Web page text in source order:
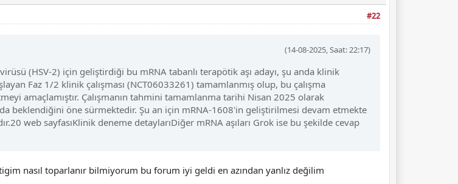
#22
(14-08-2025, Saat: 22:17)
(HSV-2) için geliştirdiği bu mRNA tabanlı terapötik aşı adayı, şu anda klinik
Faz 1/2 klinik çalışması (NCT06033261) tamamlanmış olup, bu çalışma
amaçlamıştır. Çalışmanın tahmini tamamlanma tarihi Nisan 2025 olarak
beklendiğini öne sürmektedir. Şu an için mRNA-1608'in geliştirilmesi devam etmekte
web sayfasıKlinik deneme detaylarıDiğer mRNA aşıları Grok ise bu şekilde cevap
nasıl toparlanır bilmiyorum bu forum iyi geldi en azından yanlız değilim